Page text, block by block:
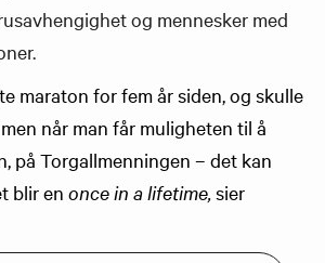
og mennesker med
maraton for fem år siden, og skulle
når man får muligheten til å
på Torgallmenningen – det kan
blir en once in a lifetime,sier